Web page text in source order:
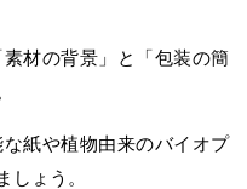
材の背景」と「包装の簡
紙や植物由来のバイオプ
しょう。